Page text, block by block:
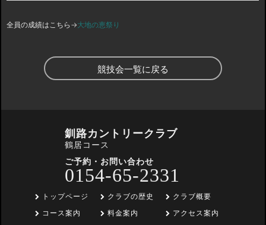
全員の成績はこちら→大地の恵祭り
競技会一覧に戻る
釧路カントリークラブ
鶴居コース
ご予約・お問い合わせ
0154-65-2331
トップページ
コース案内
クラブの歴史
料金案内
クラブ概要
アクセス案内